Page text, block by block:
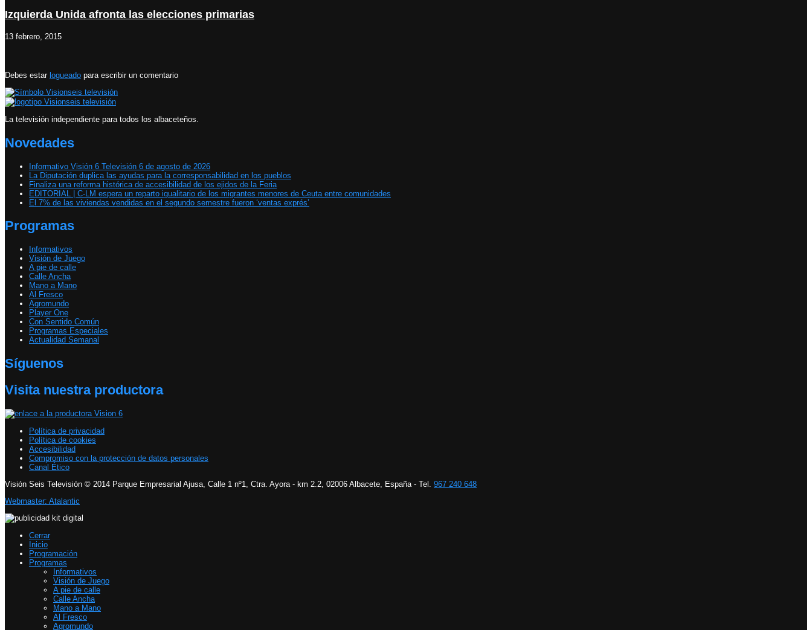
Izquierda Unida afronta las elecciones primarias
13 febrero, 2015
Debes estar logueado para escribir un comentario
La televisión independiente para todos los albaceteños.
Novedades
Informativo Visión 6 Televisión 6 de agosto de 2026
La Diputación duplica las ayudas para la corresponsabilidad en los pueblos
Finaliza una reforma histórica de accesibilidad de los ejidos de la Feria
EDITORIAL | C-LM espera un reparto igualitario de los migrantes menores de Ceuta entre comunidades
El 7% de las viviendas vendidas en el segundo semestre fueron ‘ventas exprés’
Programas
Informativos
Visión de Juego
A pie de calle
Calle Ancha
Mano a Mano
Al Fresco
Agromundo
Player One
Con Sentido Común
Programas Especiales
Actualidad Semanal
Síguenos
Visita nuestra productora
Política de privacidad
Política de cookies
Accesibilidad
Compromiso con la protección de datos personales
Canal Ético
Visión Seis Televisión © 2014 Parque Empresarial Ajusa, Calle 1 nº1, Ctra. Ayora - km 2.2, 02006 Albacete, España - Tel. 967 240 648
Webmaster: Atalantic
Cerrar
Inicio
Programación
Programas
Informativos
Visión de Juego
A pie de calle
Calle Ancha
Mano a Mano
Al Fresco
Agromundo